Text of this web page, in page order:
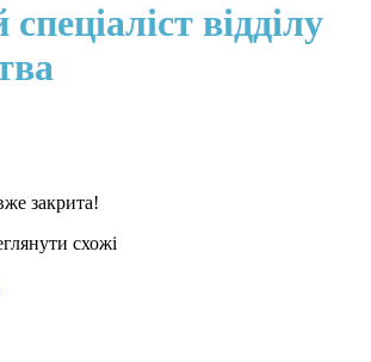
відділу
закрита!
схожі